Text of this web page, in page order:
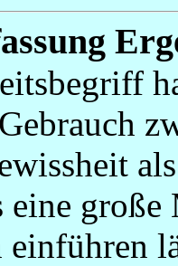
eine
einführen